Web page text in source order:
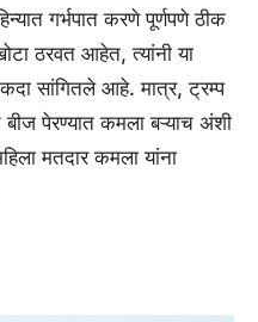
गर्भपात करणे पूर्णपणे ठीक
ठरवत आहेत, त्यांनी या
सांगितले आहे. मात्र, ट्रम्प
बीज पेरण्यात कमला बऱ्याच अंशी
मतदार कमला यांना